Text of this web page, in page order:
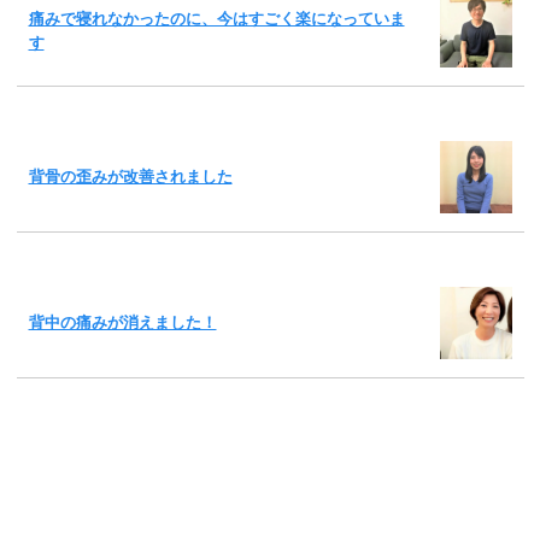
痛みで寝れなかったのに、今はすごく楽になっていま
す
背骨の歪みが改善されました
背中の痛みが消えました！